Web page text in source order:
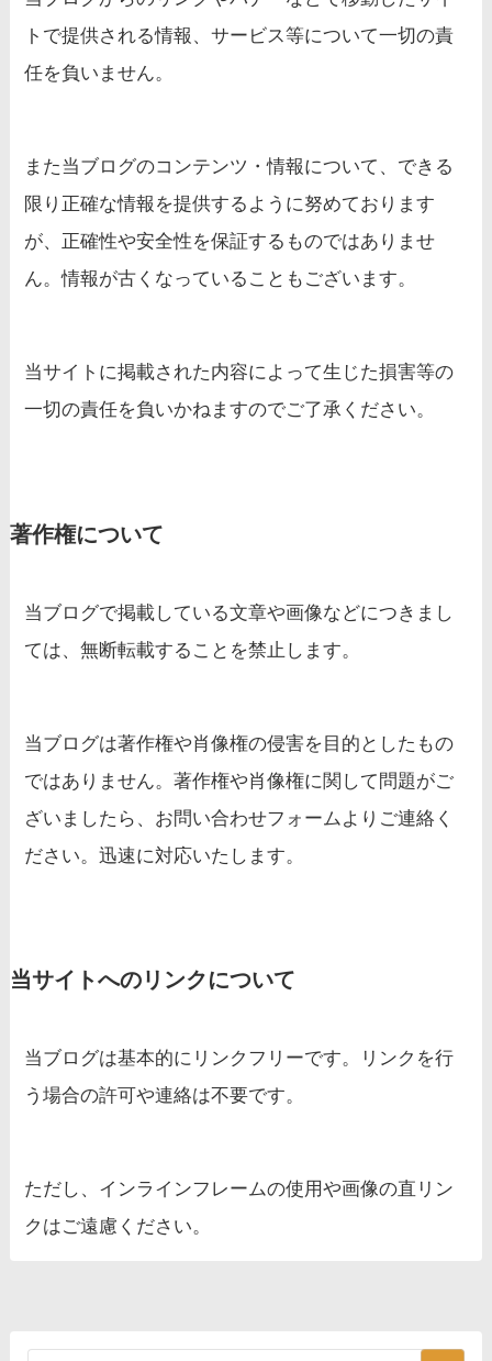
トで提供される情報、サービス等について一切の責
任を負いません。
また当ブログのコンテンツ・情報について、できる
限り正確な情報を提供するように努めております
が、正確性や安全性を保証するものではありませ
ん。情報が古くなっていることもございます。
当サイトに掲載された内容によって生じた損害等の
一切の責任を負いかねますのでご了承ください。
著作権について
当ブログで掲載している文章や画像などにつきまし
ては、無断転載することを禁止します。
当ブログは著作権や肖像権の侵害を目的としたもの
ではありません。著作権や肖像権に関して問題がご
ざいましたら、お問い合わせフォームよりご連絡く
ださい。迅速に対応いたします。
当サイトへのリンクについて
当ブログは基本的にリンクフリーです。リンクを行
う場合の許可や連絡は不要です。
ただし、インラインフレームの使用や画像の直リン
クはご遠慮ください。